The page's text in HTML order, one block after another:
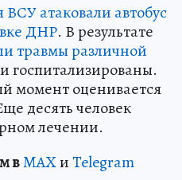
ВСУ атаковали автобус
ДНР. В результате
травмы различной
госпитализированы.
момент оценивается
десять человек
лечении.
вMAXиTelegram